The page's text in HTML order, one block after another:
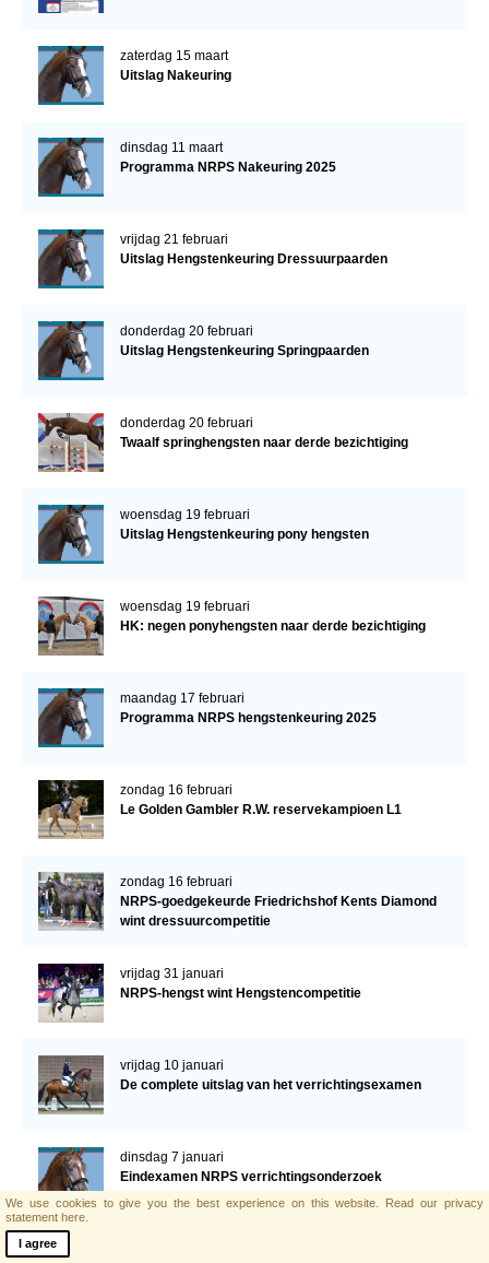
zaterdag 15 maart
Uitslag Nakeuring
dinsdag 11 maart
Programma NRPS Nakeuring 2025
vrijdag 21 februari
Uitslag Hengstenkeuring Dressuurpaarden
donderdag 20 februari
Uitslag Hengstenkeuring Springpaarden
donderdag 20 februari
Twaalf springhengsten naar derde bezichtiging
woensdag 19 februari
Uitslag Hengstenkeuring pony hengsten
woensdag 19 februari
HK: negen ponyhengsten naar derde bezichtiging
maandag 17 februari
Programma NRPS hengstenkeuring 2025
zondag 16 februari
Le Golden Gambler R.W. reservekampioen L1
zondag 16 februari
NRPS-goedgekeurde Friedrichshof Kents Diamond
wint dressuurcompetitie
vrijdag 31 januari
NRPS-hengst wint Hengstencompetitie
vrijdag 10 januari
De complete uitslag van het verrichtingsexamen
dinsdag 7 januari
Eindexamen NRPS verrichtingsonderzoek
We use cookies to give you the best experience on this website. Read our privacy
statement here.
I agree